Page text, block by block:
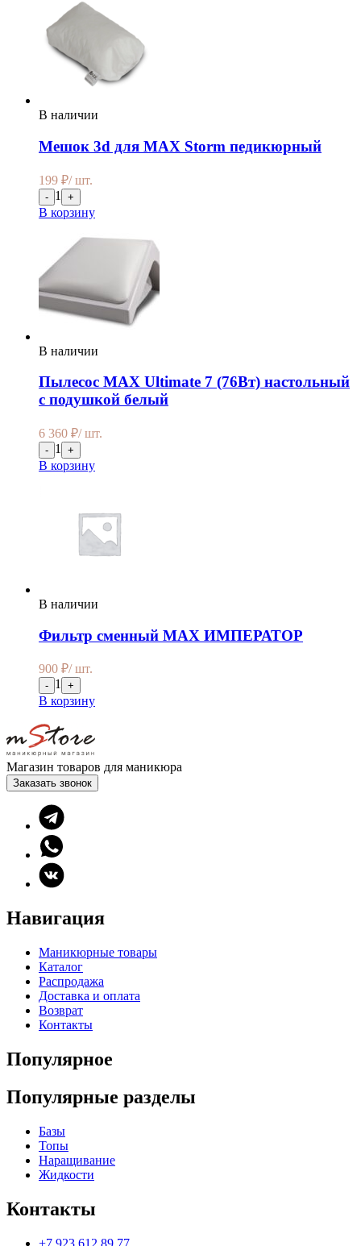
В наличии
Мешок 3d для MAX Storm педикюрный
199 ₽/ шт.
- 1 +
В корзину
В наличии
Пылесос MAX Ultimate 7 (76Вт) настольный
с подушкой белый
6 360 ₽/ шт.
- 1 +
В корзину
В наличии
Фильтр сменный MAX ИМПЕРАТОР
900 ₽/ шт.
- 1 +
В корзину
Магазин товаров для маникюра
Заказать звонок
Навигация
Маникюрные товары
Каталог
Распродажа
Доставка и оплата
Возврат
Контакты
Популярное
Популярные разделы
Базы
Топы
Наращивание
Жидкости
Контакты
+7 923 612 89 77